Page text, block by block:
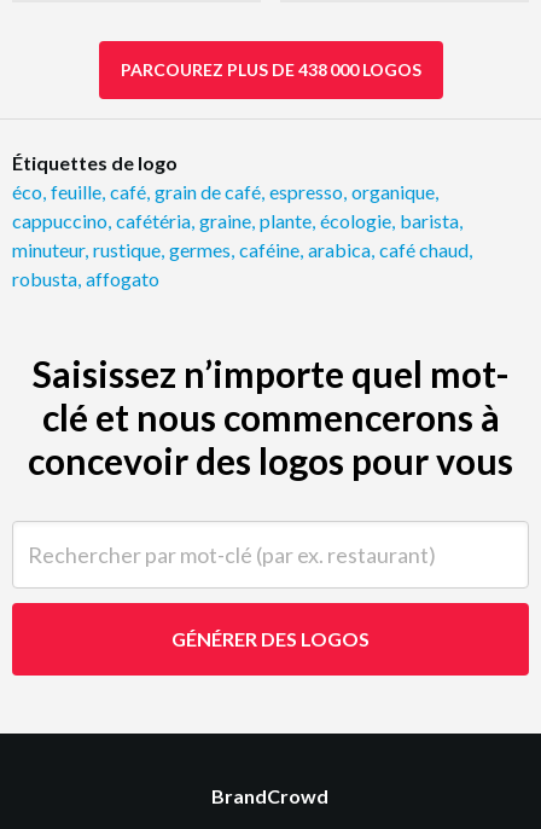
PARCOUREZ PLUS DE 438 000 LOGOS
Étiquettes de logo
éco feuille café grain de café espresso organique
cappuccino cafétéria graine plante écologie barista
minuteur, rustique germes caféine arabica café chaud
robusta affogato
Saisissez n’importe quel mot-
clé et nous commencerons à
concevoir des logos pour vous
GÉNÉRER DES LOGOS
BrandCrowd